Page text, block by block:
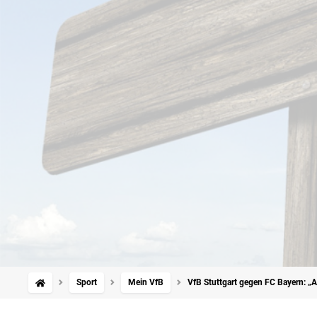
Sport Mein VfB VfB Stuttgart gegen FC Bayern: